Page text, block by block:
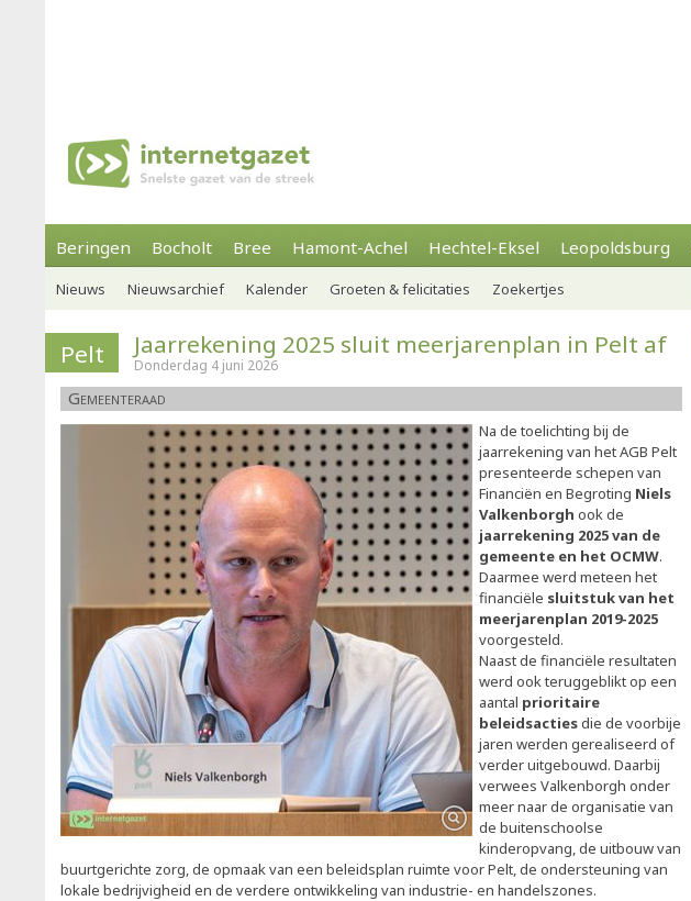
Beringen Bocholt Bree Hamont-Achel Hechtel-Eksel Leopoldsburg
Nieuws Nieuwsarchief Kalender Groeten & felicitaties Zoekertjes
Pelt Jaarrekening 2025 sluit meerjarenplan in Pelt af
Donderdag 4 juni 2026
Gemeenteraad
Na de toelichting bij de
jaarrekening van het AGB Pelt
presenteerde schepen van
Financiën en Begroting Niels
Valkenborgh ook de
jaarrekening 2025 van de
gemeente en het OCMW.
Daarmee werd meteen het
financiële sluitstuk van het
meerjarenplan 2019-2025
voorgesteld.
Naast de financiële resultaten
werd ook teruggeblikt op een
aantal prioritaire
beleidsactiesdie de voorbije
jaren werden gerealiseerd of
verder uitgebouwd. Daarbij
verwees Valkenborgh onder
meer naar de organisatie van
de buitenschoolse
kinderopvang, de uitbouw van
buurtgerichte zorg, de opmaak van een beleidsplan ruimte voor Pelt, de ondersteuning van
lokale bedrijvigheid en de verdere ontwikkeling van industrie- en handelszones.